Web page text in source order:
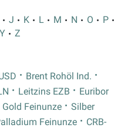
J K L M N O
P
Y Z
Brent Rohöl Ind.
Leitzins EZB
Euribor
Gold Feinunze
Silber
Feinunze
CRB-